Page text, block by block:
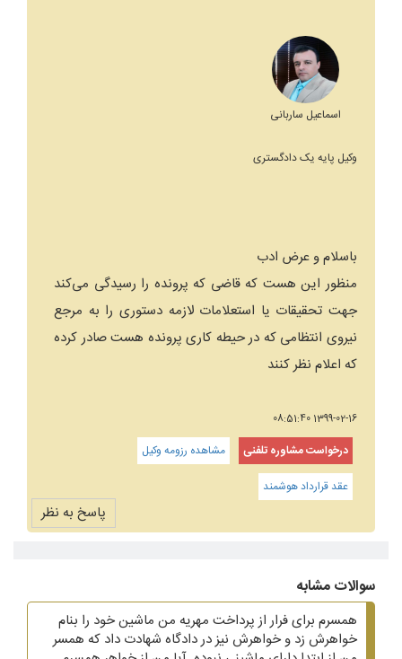
اسماعیل ساربانی
وکیل پایه یک دادگستری
باسلام و عرض ادب
منظور این هست که قاضی که پرونده را رسیدگی می‌کند
جهت تحقیقات یا استعلامات لازمه دستوری را به مرجع
نیروی انتظامی که در حیطه کاری پرونده هست صادر کرده
که اعلام نظر کنند
1399-02-16 08:51:40
درخواست مشاوره تلفنی
مشاهده رزومه وکیل
عقد قرارداد هوشمند
پاسخ به نظر
سوالات مشابه
همسرم برای فرار از پرداخت مهریه من ماشین خود را بنام
خواهرش زد و خواهرش نیز در دادگاه شهادت داد که همسر